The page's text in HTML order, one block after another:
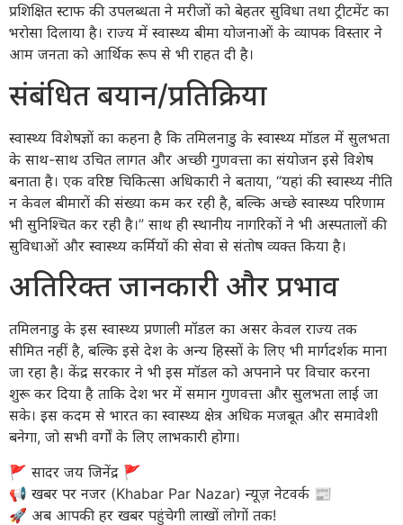
प्रशिक्षित स्टाफ की उपलब्धता ने मरीजों को बेहतर सुविधा तथा ट्रीटमेंट का
भरोसा दिलाया है। राज्य में स्वास्थ्य बीमा योजनाओं के व्यापक विस्तार ने
आम जनता को आर्थिक रूप से भी राहत दी है।
संबंधित बयान/प्रतिक्रिया
स्वास्थ्य विशेषज्ञों का कहना है कि तमिलनाडु के स्वास्थ्य मॉडल में सुलभता
के साथ-साथ उचित लागत और अच्छी गुणवत्ता का संयोजन इसे विशेष
बनाता है। एक वरिष्ठ चिकित्सा अधिकारी ने बताया, “यहां की स्वास्थ्य नीति
न केवल बीमारों की संख्या कम कर रही है, बल्कि अच्छे स्वास्थ्य परिणाम
भी सुनिश्चित कर रही है।” साथ ही स्थानीय नागरिकों ने भी अस्पतालों की
सुविधाओं और स्वास्थ्य कर्मियों की सेवा से संतोष व्यक्त किया है।
अतिरिक्त जानकारी और प्रभाव
तमिलनाडु के इस स्वास्थ्य प्रणाली मॉडल का असर केवल राज्य तक
सीमित नहीं है, बल्कि इसे देश के अन्य हिस्सों के लिए भी मार्गदर्शक माना
जा रहा है। केंद्र सरकार ने भी इस मॉडल को अपनाने पर विचार करना
शुरू कर दिया है ताकि देश भर में समान गुणवत्ता और सुलभता लाई जा
सके। इस कदम से भारत का स्वास्थ्य क्षेत्र अधिक मजबूत और समावेशी
बनेगा, जो सभी वर्गों के लिए लाभकारी होगा।
​🚩 सादर जय जिनेंद्र 🚩
​📢 खबर पर नजर (Khabar Par Nazar) न्यूज़ नेटवर्क 📰
🚀 अब आपकी हर खबर पहुंचेगी लाखों लोगों तक!